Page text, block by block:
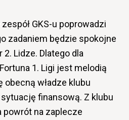
GKS-u poprowadzi
zadaniem będzie spokojne
Lidze. Dlatego dla
1. Ligi jest melodią
obecną władze klubu
finansową. Z klubu
powrót na zaplecze